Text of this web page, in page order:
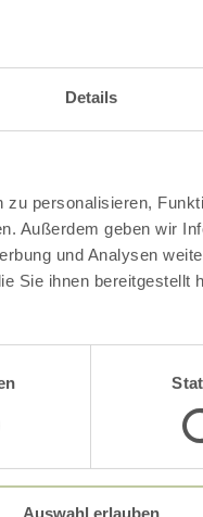
Details
personalisieren,
Außerdem geben wir
und Analysen
Sie ihnen bereitgestellt
Auswahl erlauben